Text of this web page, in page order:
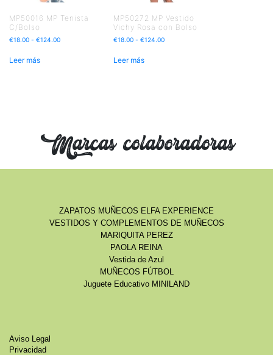
MP50016 MP Tenista
C/Bolso
€18.00 - €124.00
Leer más
MP50272 MP Vestido
Vichy Rosa con Bolso
€18.00 - €124.00
Leer más
Marcas colaboradoras
ZAPATOS MUÑECOS ELFA EXPERIENCE
VESTIDOS Y COMPLEMENTOS DE MUÑECOS
MARIQUITA PEREZ
PAOLA REINA
Vestida de Azul
MUÑECOS FÚTBOL
Juguete Educativo MINILAND
Aviso Legal
Privacidad